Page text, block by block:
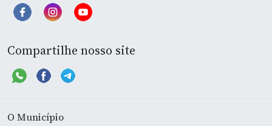
Compartilhe nosso site
O Município